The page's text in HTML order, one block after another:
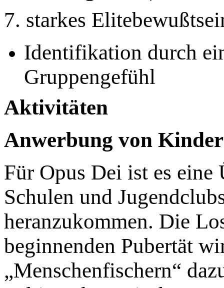
7. starkes
Identifikation durch
Gruppengefühl
Aktivitäten
Anwerbung von
Für Opus Dei ist es eine
Schulen und
heranzukommen. Die
beginnenden Pubertät
„Menschenfischern“